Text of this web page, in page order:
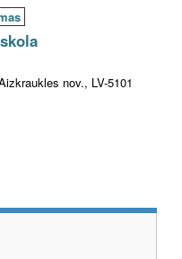
nov., LV-5101